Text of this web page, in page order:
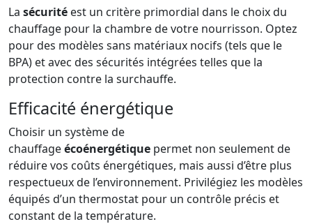
La sécurité est un critère primordial dans le choix du
chauffage pour la chambre de votre nourrisson. Optez
pour des modèles sans matériaux nocifs (tels que le
BPA) et avec des sécurités intégrées telles que la
protection contre la surchauffe.
Efficacité énergétique
Choisir un système de
chauffageécoénergétique permet non seulement de
réduire vos coûts énergétiques, mais aussi d’être plus
respectueux de l’environnement. Privilégiez les modèles
équipés d’un thermostat pour un contrôle précis et
constant de la température.